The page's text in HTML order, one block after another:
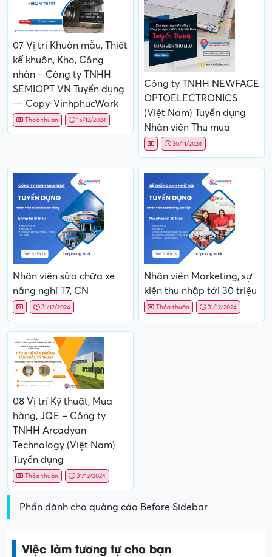
07 Vị trí Khuôn mẫu, Thiết
kế khuôn, Kho, Công
nhân – Công ty TNHH
SEMIOPT VN Tuyển dụng
— Copy-VinhphucWork
Thoả thuận 15/12/2024
Công ty TNHH NEWFACE
OPTOELECTRONICS
(Việt Nam) Tuyển dụng
Nhân viên Thu mua
30/11/2024
Nhân viên sửa chữa xe
nâng nghỉ T7, CN
31/12/2024
Nhân viên Marketing, sự
kiện thu nhập tới 30 triệu
Thỏa thuận 31/12/2024
08 Vị trí Kỹ thuật, Mua
hàng, JQE – Công ty
TNHH Arcadyan
Technology (Việt Nam)
Tuyển dụng
Thỏa thuận 31/12/2024
Phần dành cho quảng cáo Before Sidebar
Việc làm tương tự cho bạn